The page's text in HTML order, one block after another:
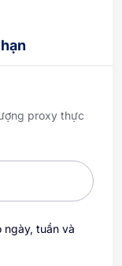
proxy thực
ngày, tuần và